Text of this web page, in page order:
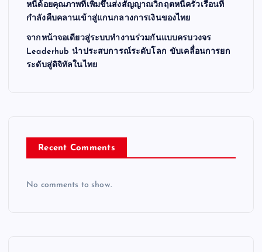
หนี้ด้อยคุณภาพที่เพิ่มขึ้นส่งสัญญาณวิกฤตหนี้ครัวเรือนที่
กำลังคืบคลานเข้าสู่แกนกลางการเงินของไทย
จากหน้าจอเดียวสู่ระบบทำงานร่วมกันแบบครบวงจร
Leaderhub นำประสบการณ์ระดับโลก ขับเคลื่อนการยก
ระดับสู่ดิจิทัลในไทย
Recent Comments
No comments to show.